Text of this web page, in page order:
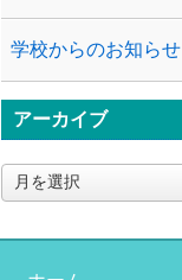
学校からのお知らせ
アーカイブ
ア
ー
イ